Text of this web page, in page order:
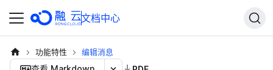
文档中心
功能特性 编辑消息